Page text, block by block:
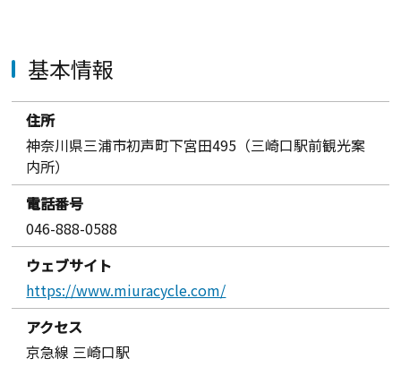
基本情報
住所
神奈川県三浦市初声町下宮田495（三崎口駅前観光案
内所）
電話番号
046-888-0588
ウェブサイト
https://www.miuracycle.com/
アクセス
京急線 三崎口駅